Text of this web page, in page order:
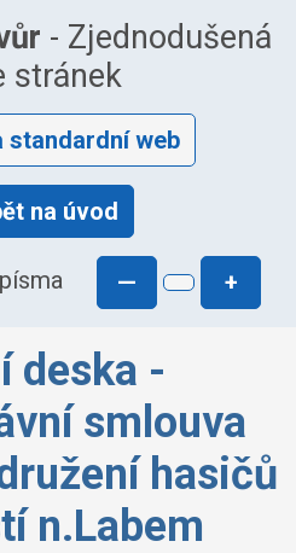
- Zjednodušená
stránek
standardní web
na úvod
— +
deska -
smlouva
hasičů
n.Labem